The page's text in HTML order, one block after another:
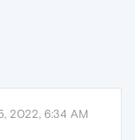
2022, 6:34 AM